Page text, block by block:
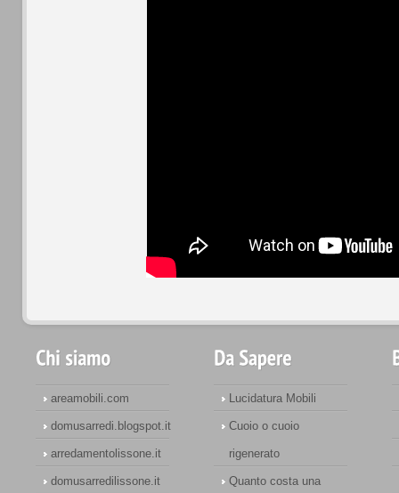
areamobili.com
domusarredi.blogspot.it
arredamentolissone.it
domusarredilissone.it
Lucidatura Mobili
Cuoio o cuoio
rigenerato
Quanto costa una